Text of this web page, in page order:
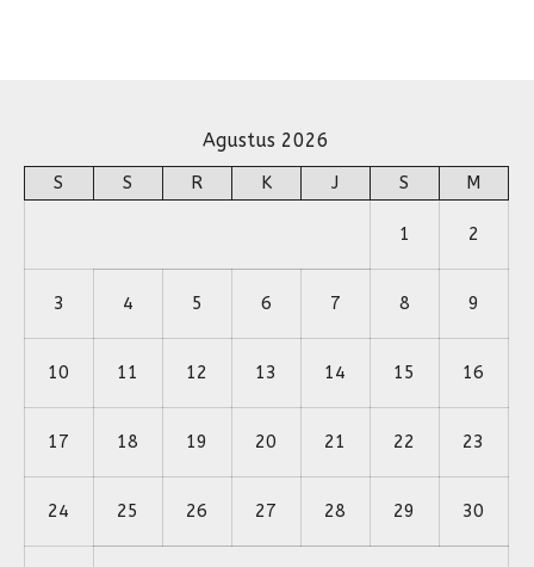
Agustus 2026
S S R K J S M
1 2
3 4 5 6 7 8 9
10 11 12 13 14 15 16
17 18 19 20 21 22 23
24 25 26 27 28 29 30